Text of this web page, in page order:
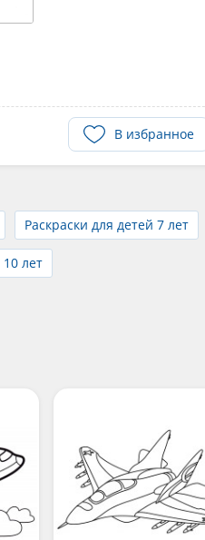
В избранное
Раскраски для детей 7 лет
10 лет